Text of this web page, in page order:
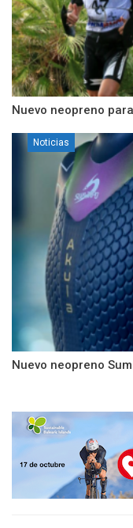
Nuevo neopreno
Noticias
Nuevo neopreno